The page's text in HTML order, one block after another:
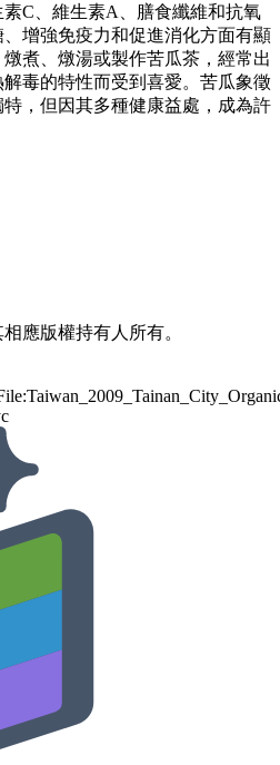
C、維生素A、膳食纖維和抗氧
增強免疫力和促進消化方面有顯
煮、燉湯或製作苦瓜茶，經常出
毒的特性而受到喜愛。苦瓜象徵
，但因其多種健康益處，成為許
應版權持有人所有。